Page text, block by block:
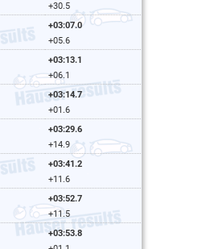
+30.5
+03:07.0
+05.6
+03:13.1
+06.1
+03:14.7
+01.6
+03:29.6
+14.9
+03:41.2
+11.6
+03:52.7
+11.5
+03:53.8